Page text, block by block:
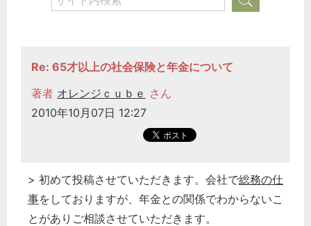
Re: 65才以上の社会保険と年金について
著者 オレンジｃｕｂｅ さん
2010年10月07日 12:27
> 初めて投稿させていただきます。会社で総務の仕
事をしておりますが、年金との関係でわからないこ
とがありご相談させていただきます。